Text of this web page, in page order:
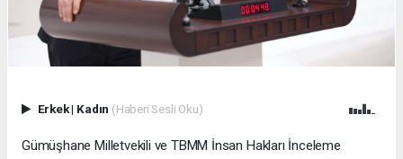
Erkek| Kadın (Haberi Sesli Oku)
Gümüşhane Milletvekili ve TBMM İnsan Hakları İnceleme